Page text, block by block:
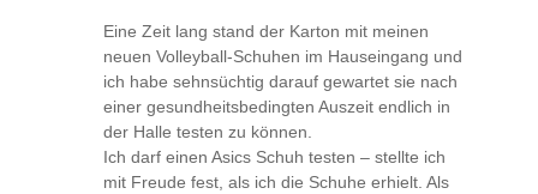
Eine Zeit lang stand der Karton mit meinen
neuen Volleyball-Schuhen im Hauseingang und
ich habe sehnsüchtig darauf gewartet sie nach
einer gesundheitsbedingten Auszeit endlich in
der Halle testen zu können.
Ich darf einen Asics Schuh testen – stellte ich
mit Freude fest, als ich die Schuhe erhielt. Als